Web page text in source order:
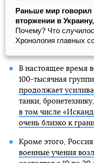
Раньше мир
вторжении в
Почему? Что
Хронология главных
В настоящее время
100-тысячная
продолжает
танки,
в том числе
очень близко к
Кроме этого,
военные учения